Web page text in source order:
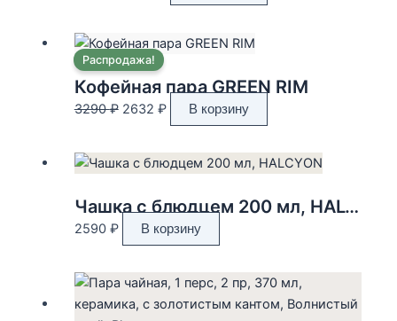
3290 ₽.
цена:
Распродажа!
Кофейная пара GREEN RIM
3290₽ Первоначальная
составляла
3290 ₽.
2632 ₽Текущая
цена:
2632 ₽.
В корзину
Чашка с блюдцем 200 мл, HALCYON
2590 ₽ В корзину